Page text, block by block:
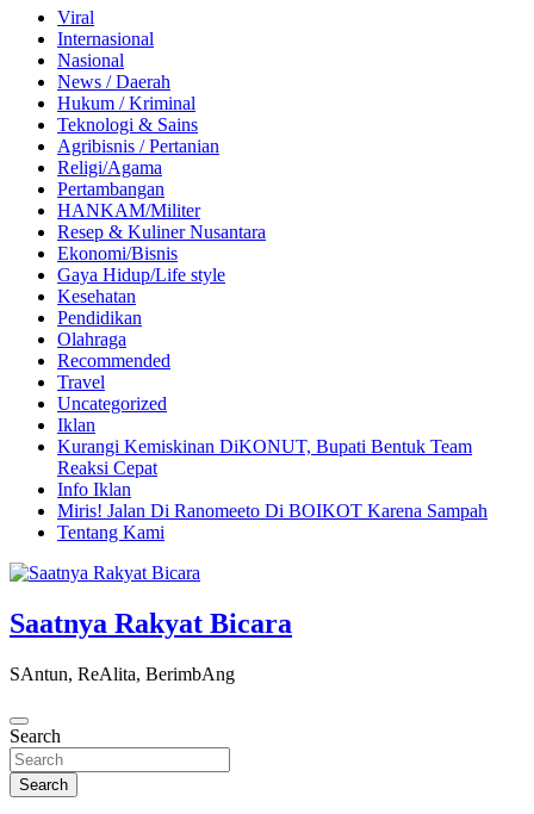
Viral
Internasional
Nasional
News / Daerah
Hukum / Kriminal
Teknologi & Sains
Agribisnis / Pertanian
Religi/Agama
Pertambangan
HANKAM/Militer
Resep & Kuliner Nusantara
Ekonomi/Bisnis
Gaya Hidup/Life style
Kesehatan
Pendidikan
Olahraga
Recommended
Travel
Uncategorized
Iklan
Kurangi Kemiskinan DiKONUT, Bupati Bentuk Team
Reaksi Cepat
Info Iklan
Miris! Jalan Di Ranomeeto Di BOIKOT Karena Sampah
Tentang Kami
Saatnya Rakyat Bicara
SAntun, ReAlita, BerimbAng
Search
Search